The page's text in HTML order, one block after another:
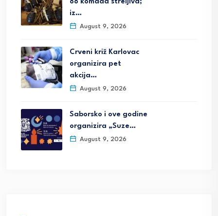
88 komada streljiva;
iz…
August 9, 2026
Crveni križ Karlovac
organizira pet
akcija…
August 9, 2026
Saborsko i ove godine
organizira „Suze…
August 9, 2026